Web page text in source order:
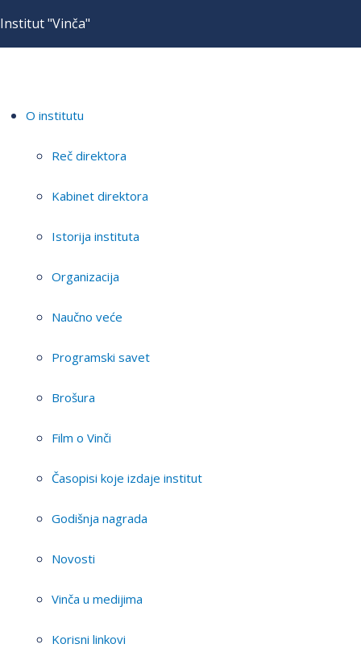
Institut "Vinča"
O institutu
Reč direktora
Kabinet direktora
Istorija instituta
Organizacija
Naučno veće
Programski savet
Brošura
Film o Vinči
Časopisi koje izdaje institut
Godišnja nagrada
Novosti
Vinča u medijima
Korisni linkovi